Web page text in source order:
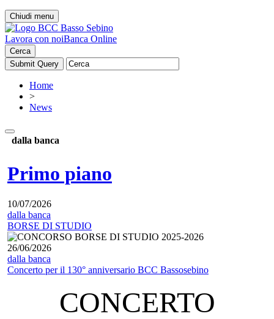
Chiudi menu
Lavora con noiBanca Online
Cerca
Home
>
News
dalla banca
Primo piano
10/07/2026
dalla banca
BORSE DI STUDIO
26/06/2026
dalla banca
Concerto per il 130° anniversario BCC Bassosebino
CONCERTO